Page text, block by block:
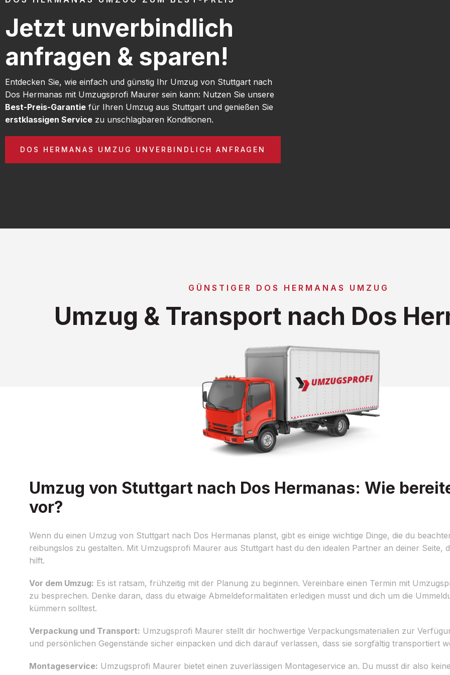
Jetzt unverbindlich
anfragen & sparen!
Entdecken Sie, wie einfach und günstig Ihr Umzug von Stuttgart nach
Dos Hermanas mit Umzugsprofi Maurer sein kann: Nutzen Sie unsere
Best-Preis-Garantie für Ihren Umzug aus Stuttgart und genießen Sie
erstklassigen Service zu unschlagbaren Konditionen.
DOS HERMANAS UMZUG UNVERBINDLICH ANFRAGEN
GÜNSTIGER DOS HERMANAS UMZUG
Umzug & Transport nach Dos
Umzug von Stuttgart nach Dos Hermanas: Wie
vor?
Wenn du einen Umzug von Stuttgart nach Dos Hermanas planst, gibt es einige wichtige Dinge, die du
reibungslos zu gestalten. Mit Umzugsprofi Maurer aus Stuttgart hast du den idealen Partner an deiner Seite,
hilft.
Vor dem Umzug: Es ist ratsam, frühzeitig mit der Planung zu beginnen. Vereinbare einen Termin mit
zu besprechen. Denke daran, dass du etwaige Abmeldeformalitäten erledigen musst und dich um die
kümmern solltest.
Verpackung und Transport: Umzugsprofi Maurer stellt dir hochwertige Verpackungsmaterialien zur
und persönlichen Gegenstände sicher einpacken und dich darauf verlassen, dass sie sorgfältig transportiert
Montageservice: Umzugsprofi Maurer bietet einen zuverlässigen Montageservice an. Du musst dir also